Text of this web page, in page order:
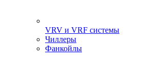
VRV и VRF системы
Чиллеры
Фанкойлы